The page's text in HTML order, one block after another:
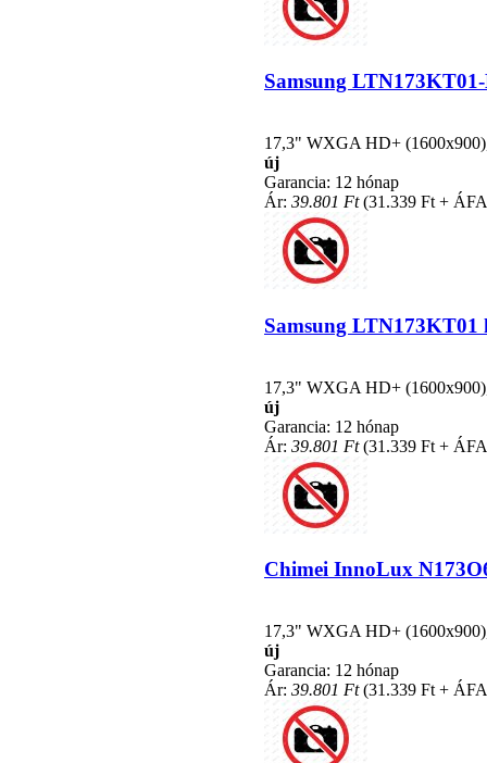
Samsung
17,3" WXGA HD+
új
Garancia: 12 hónap
Ár: 39.801 Ft(31.339 Ft +
Samsung
17,3" WXGA HD+
új
Garancia: 12 hónap
Ár: 39.801 Ft(31.339 Ft +
Chimei InnoLux
17,3" WXGA HD+
új
Garancia: 12 hónap
Ár: 39.801 Ft(31.339 Ft +